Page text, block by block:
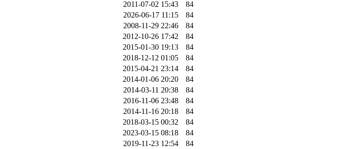
2011-07-02 15:43
84
2026-06-17 11:15
84
2008-11-29 22:46
84
2012-10-26 17:42
84
2015-01-30 19:13
84
2018-12-12 01:05
84
2015-04-21 23:14
84
2014-01-06 20:20
84
2014-03-11 20:38
84
2016-11-06 23:48
84
2014-11-16 20:18
84
2018-03-15 00:32
84
2023-03-15 08:18
84
2019-11-23 12:54
84